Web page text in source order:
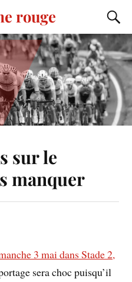
rouge
sur le
manquer
3 mai dans Stade 2,
sera choc puisqu’il